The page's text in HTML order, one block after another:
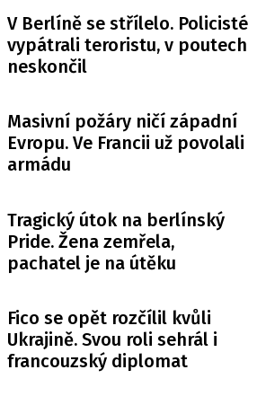
V Berlíně se střílelo. Policisté
vypátrali teroristu, v poutech
neskončil
Masivní požáry ničí západní
Evropu. Ve Francii už povolali
armádu
Tragický útok na berlínský
Pride. Žena zemřela,
pachatel je na útěku
Fico se opět rozčílil kvůli
Ukrajině. Svou roli sehrál i
francouzský diplomat